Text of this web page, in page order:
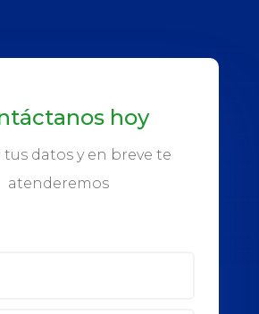
hoy
tus datos y en breve te
atenderemos